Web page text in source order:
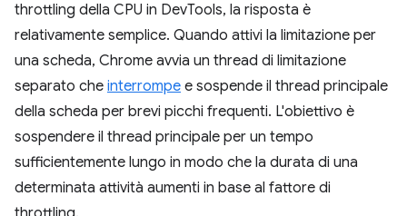
throttling della CPU in DevTools, la risposta è
relativamente semplice. Quando attivi la limitazione per
una scheda, Chrome avvia un thread di limitazione
separato che interrompe e sospende il thread principale
della scheda per brevi picchi frequenti. L'obiettivo è
sospendere il thread principale per un tempo
sufficientemente lungo in modo che la durata di una
determinata attività aumenti in base al fattore di